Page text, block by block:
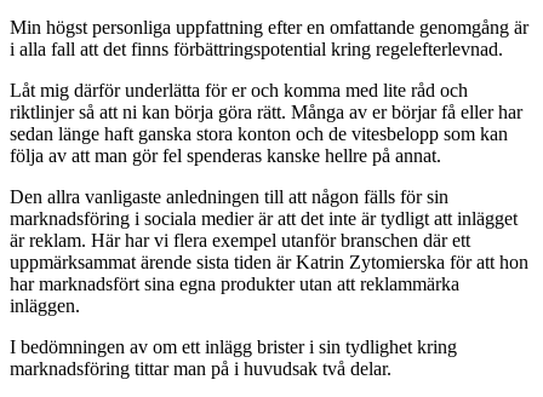
Min högst personliga uppfattning efter en omfattande genomgång är
i alla fall att det finns förbättringspotential kring regelefterlevnad.
Låt mig därför underlätta för er och komma med lite råd och
riktlinjer så att ni kan börja göra rätt. Många av er börjar få eller har
sedan länge haft ganska stora konton och de vitesbelopp som kan
följa av att man gör fel spenderas kanske hellre på annat.
Den allra vanligaste anledningen till att någon fälls för sin
marknadsföring i sociala medier är att det inte är tydligt att inlägget
är reklam. Här har vi flera exempel utanför branschen där ett
uppmärksammat ärende sista tiden är Katrin Zytomierska för att hon
har marknadsfört sina egna produkter utan att reklammärka
inläggen.
I bedömningen av om ett inlägg brister i sin tydlighet kring
marknadsföring tittar man på i huvudsak två delar.